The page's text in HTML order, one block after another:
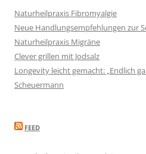
Naturheilpraxis Fibromyalgie
Neue Handlungsempfehlungen zur
Naturheilpraxis Migräne
Clever grillen mit Jodsalz
Longevity leicht gemacht: „Endlich
Scheuermann
FEED